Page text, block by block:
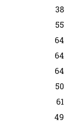
38
55
64
64
64
50
61
49